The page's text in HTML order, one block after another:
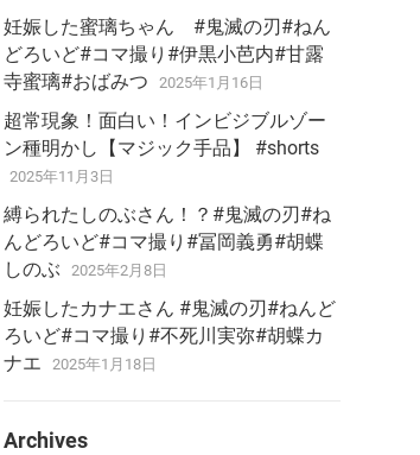
妊娠した蜜璃ちゃん #鬼滅の刃#ねん
どろいど#コマ撮り#伊黒小芭内#甘露
寺蜜璃#おばみつ
2025年1月16日
超常現象！面白い！インビジブルゾー
ン種明かし【マジック手品】 #shorts
2025年11月3日
縛られたしのぶさん！？#鬼滅の刃#ね
んどろいど#コマ撮り#冨岡義勇#胡蝶
しのぶ
2025年2月8日
妊娠したカナエさん #鬼滅の刃#ねんど
ろいど#コマ撮り#不死川実弥#胡蝶カ
ナエ
2025年1月18日
Archives